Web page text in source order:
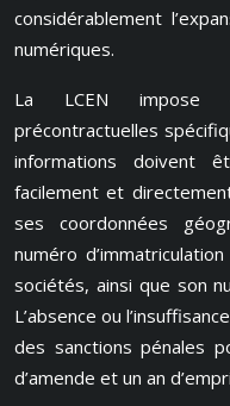
considérablement
numériques.
La LCEN impose
précontractuelles
informations doivent
facilement et
ses coordonnées
numéro
sociétés, ainsi que son
L’absence ou
des sanctions pénales
d’amende et un an